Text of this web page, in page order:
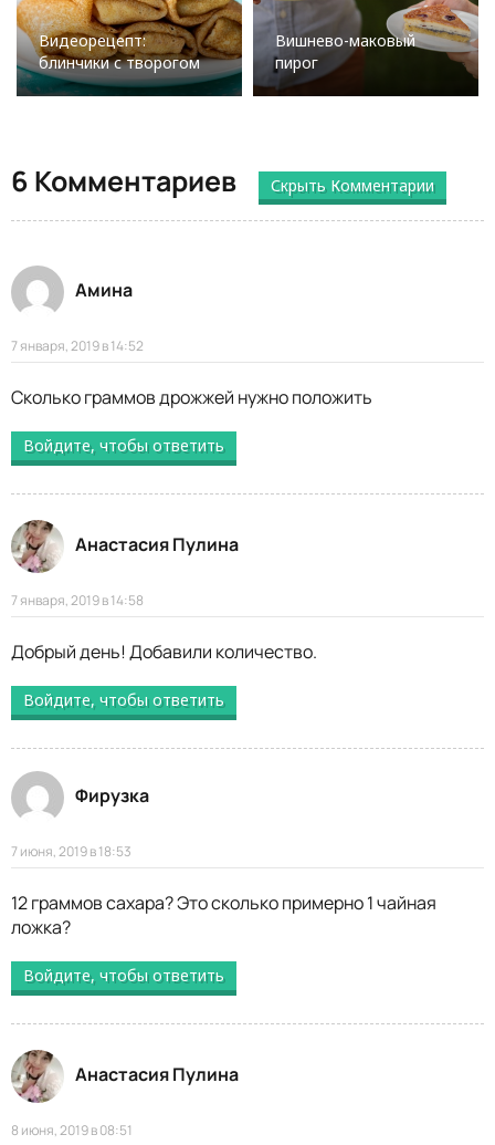
Видеорецепт:
блинчики с творогом
Вишнево-маковый
пирог
6 Комментариев Скрыть Комментарии
Амина
7 января, 2019 в 14:52
Сколько граммов дрожжей нужно положить
Войдите, чтобы ответить
Анастасия Пулина
7 января, 2019 в 14:58
Добрый день! Добавили количество.
Войдите, чтобы ответить
Фирузка
7 июня, 2019 в 18:53
12 граммов сахара? Это сколько примерно 1 чайная
ложка?
Войдите, чтобы ответить
Анастасия Пулина
8 июня, 2019 в 08:51